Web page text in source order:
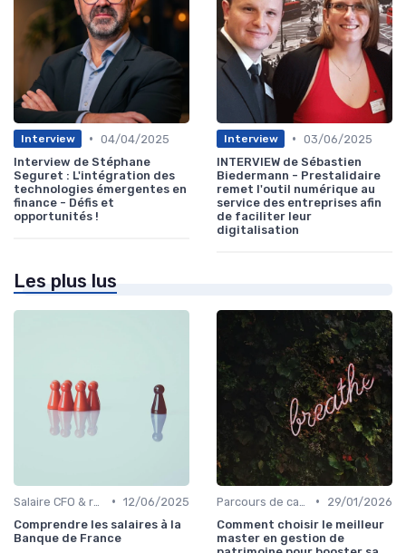
Interview • 04/04/2025
Interview de Stéphane
Seguret : L'intégration des
technologies émergentes en
finance - Défis et
opportunités !
Interview • 03/06/2025
INTERVIEW de Sébastien
Biedermann - Prestalidaire
remet l'outil numérique au
service des entreprises afin
de faciliter leur
digitalisation
Les plus lus
• 12/06/2025
Comprendre les salaires à la
Banque de France
•
29/01/2026
Comment choisir le meilleur
master en gestion de